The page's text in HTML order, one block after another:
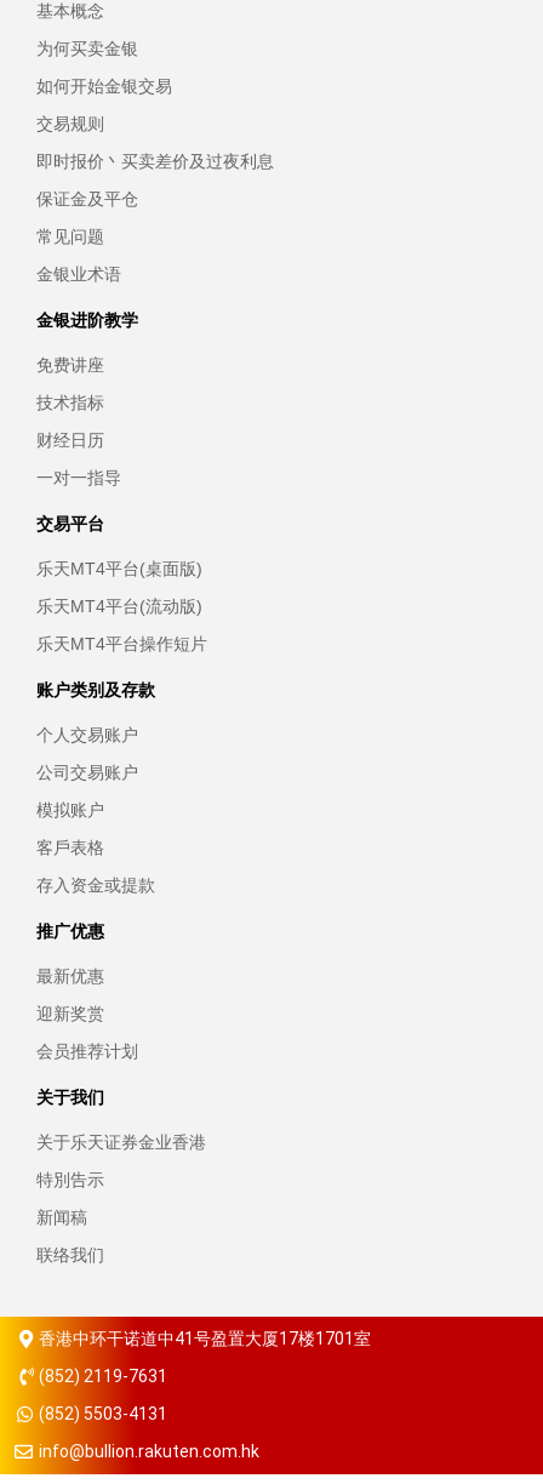
基本概念
为何买卖金银
如何开始金银交易
交易规则
即时报价丶买卖差价及过夜利息
保证金及平仓
常见问题
金银业术语
金银进阶教学
免费讲座
技术指标
财经日历
一对一指导
交易平台
乐天MT4平台(桌面版)
乐天MT4平台(流动版)
乐天MT4平台操作短片
账户类别及存款
个人交易账户
公司交易账户
模拟账户
客戶表格
存入资金或提款
推广优惠
最新优惠
迎新奖赏
会员推荐计划
关于我们
关于乐天证券金业香港
特別告示
新闻稿
联络我们
香港中环干诺道中41号盈置大厦17楼1701室
(852) 2119-7631
(852) 5503-4131
info@bullion.rakuten.com.hk